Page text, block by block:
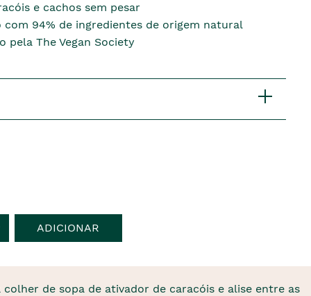
e cachos sem pesar
com 94% de ingredientes de origem natural
pela The Vegan Society
ADICIONAR
de sopa de ativador de caracóis e alise entre as